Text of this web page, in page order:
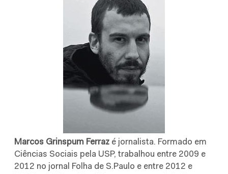
Marcos Grinspum Ferraz é jornalista. Formado em
Ciências Sociais pela USP, trabalhou entre 2009 e
2012 no jornal Folha de S.Paulo e entre 2012 e